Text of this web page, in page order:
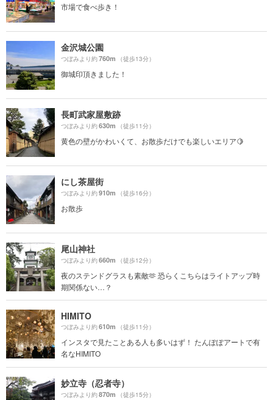
市場で食べ歩き！
金沢城公園
つぼみより約760m （徒歩13分）
御城印頂きました！
長町武家屋敷跡
つぼみより約630m （徒歩11分）
黄色の壁がかわいくて、お散歩だけでも楽しいエリア🍋
にし茶屋街
つぼみより約910m （徒歩16分）
お散歩
尾山神社
つぼみより約660m （徒歩12分）
夜のステンドグラスも素敵🫶 恐らくこちらはライトアップ時
期関係ない…？
HIMITO
つぼみより約610m （徒歩11分）
インスタで見たことある人も多いはず！ たんぽぽアートで有
名なHIMITO
妙立寺（忍者寺）
つぼみより約870m （徒歩15分）